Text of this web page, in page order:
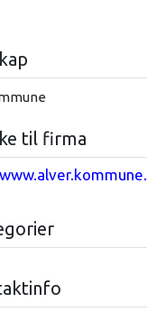
til firma